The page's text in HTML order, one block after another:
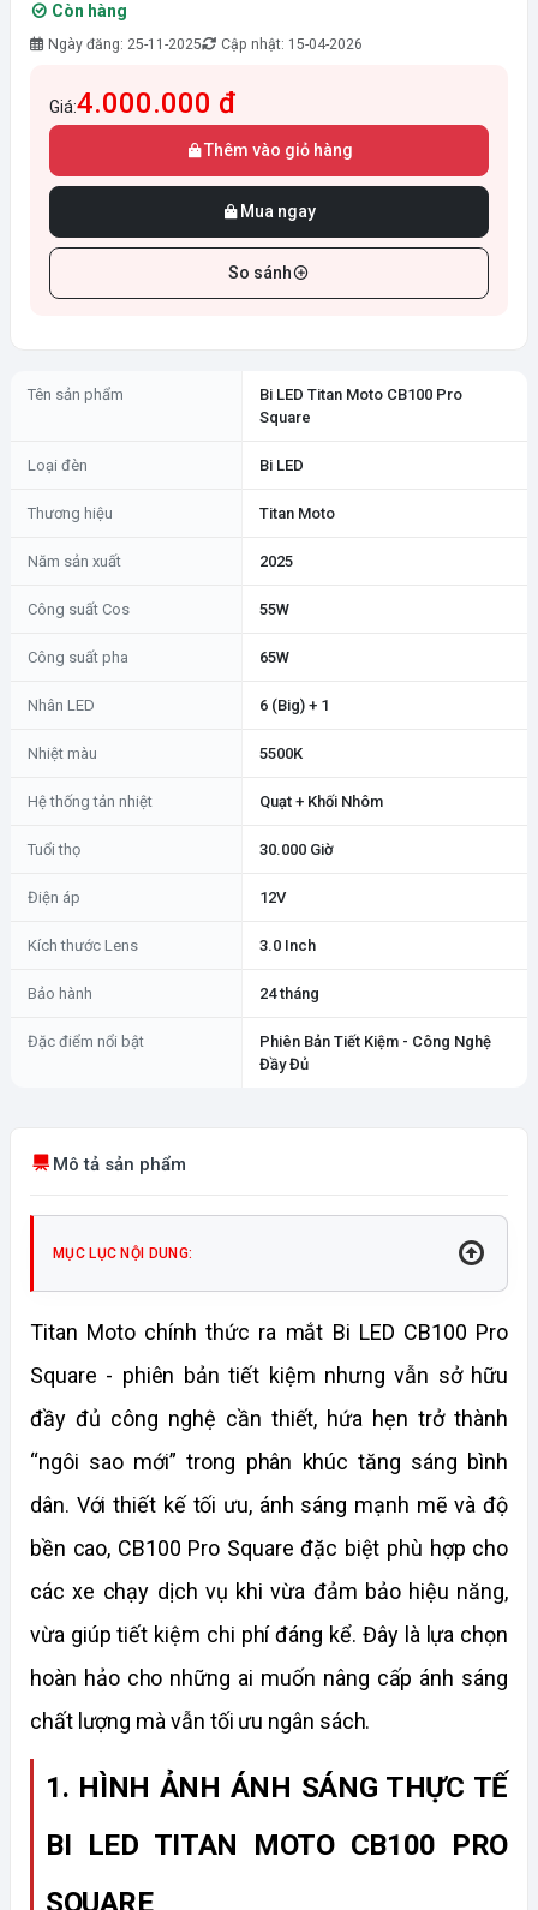
Còn hàng
Ngày đăng: 25-11-2025 Cập nhật: 15-04-2026
Giá:4.000.000 đ
Thêm vào giỏ hàng
Mua ngay
So sánh
Tên sản phẩm
Bi LED Titan Moto CB100 Pro
Square
Loại đèn Bi LED
Thương hiệu Titan Moto
Năm sản xuất 2025
Công suất Cos 55W
Công suất pha 65W
Nhân LED 6 (Big) + 1
Nhiệt màu 5500K
Hệ thống tản nhiệt Quạt + Khối Nhôm
Tuổi thọ 30.000 Giờ
Điện áp 12V
Kích thước Lens 3.0 Inch
Bảo hành 24 tháng
Đặc điểm nổi bật
Phiên Bản Tiết Kiệm - Công Nghệ
Đầy Đủ
Mô tả sản phẩm
MỤC LỤC NỘI DUNG:
Titan Moto chính thức ra mắt Bi LED CB100 Pro
Square - phiên bản tiết kiệm nhưng vẫn sở hữu
đầy đủ công nghệ cần thiết, hứa hẹn trở thành
“ngôi sao mới” trong phân khúc tăng sáng bình
dân. Với thiết kế tối ưu, ánh sáng mạnh mẽ và độ
bền cao, CB100 Pro Square đặc biệt phù hợp cho
các xe chạy dịch vụ khi vừa đảm bảo hiệu năng,
vừa giúp tiết kiệm chi phí đáng kể. Đây là lựa chọn
hoàn hảo cho những ai muốn nâng cấp ánh sáng
chất lượng mà vẫn tối ưu ngân sách.
1. HÌNH ẢNH ÁNH SÁNG THỰC TẾ
BI LED TITAN MOTO CB100 PRO
SQUARE